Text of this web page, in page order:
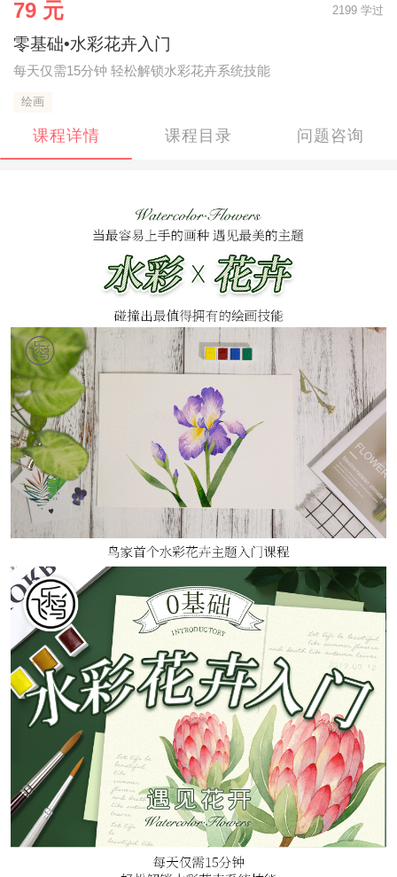
79 元 2199 学过
零基础•水彩花卉入门
每天仅需15分钟 轻松解锁水彩花卉系统技能
绘画
课程详情 课程目录 问题咨询